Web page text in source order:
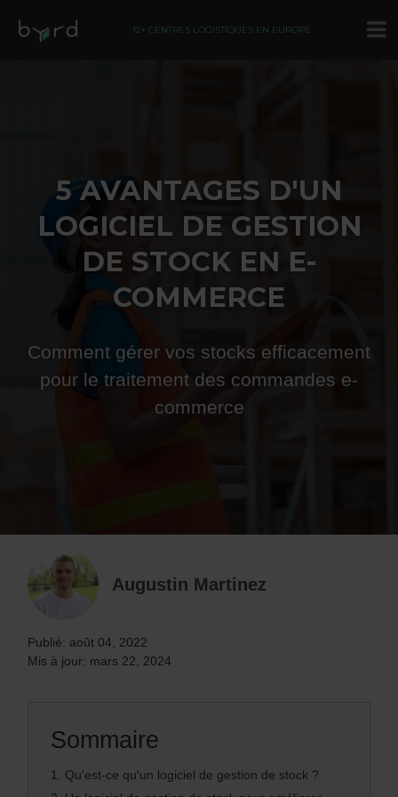
12+ CENTRES LOGISTIQUES EN EUROPE
5 AVANTAGES D'UN
LOGICIEL DE GESTION
DE STOCK EN E-
COMMERCE
Comment gérer vos stocks efficacement
pour le traitement des commandes e-
commerce
Augustin Martinez
Publié: août 04, 2022
Mis à jour: mars 22, 2024
Sommaire
1. Qu'est-ce qu'un logiciel de gestion de stock ?